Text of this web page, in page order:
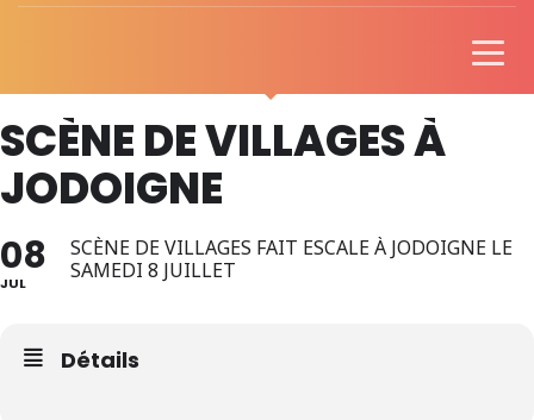
SCÈNE DE VILLAGES À
JODOIGNE
08
JUL
SCÈNE DE VILLAGES FAIT ESCALE À JODOIGNE LE
SAMEDI 8 JUILLET
Détails